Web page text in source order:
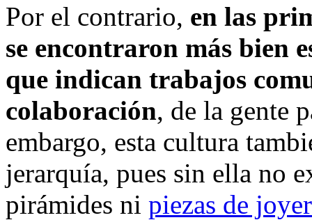
Por el contrario, en las
se encontraron más bien
que indican trabajos
colaboración, de la gente
embargo, esta cultura
jerarquía, pues sin ella no
pirámides ni piezas de